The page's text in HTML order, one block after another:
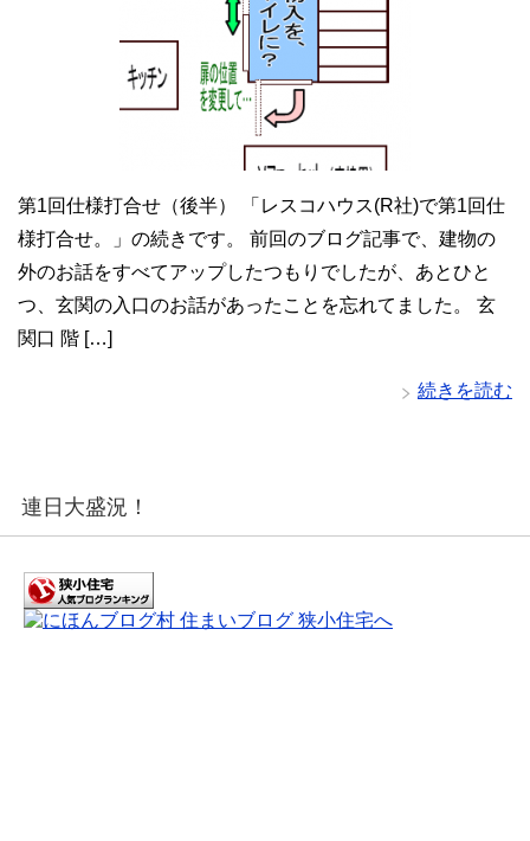
第1回仕様打合せ（後半） 「レスコハウス(R社)で第1回仕
様打合せ。」の続きです。 前回のブログ記事で、建物の
外のお話をすべてアップしたつもりでしたが、あとひと
つ、玄関の入口のお話があったことを忘れてました。 玄
関口 階 […]
続きを読む
連日大盛況！